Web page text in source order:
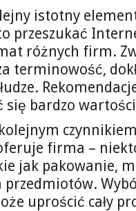
istotny
przeszukać
różnych firm.
terminowość,
się bardzo
firma –
jak pakowanie,
przedmiotów.
uprościć cały